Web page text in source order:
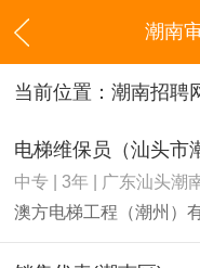
潮南
当前位置： 潮南招聘
电梯维保员（汕头市
中专 | 3年 | 广东汕头潮
澳方电梯工程（潮州）